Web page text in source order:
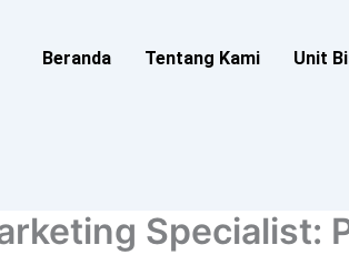
Beranda Tentang Kami Unit
Specialist: